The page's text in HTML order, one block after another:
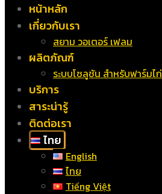
หน้าหลัก
เกี่ยวกับเรา
สยาม วอเตอร์ เฟลม
ผลิตภัณฑ์
ระบบโซลูชัน สำหรับฟาร์มไก่
บริการ
สาระน่ารู้
ติดต่อเรา
ไทย
English
ไทย
Tiếng Việt